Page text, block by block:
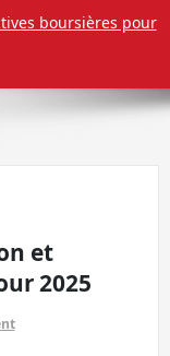
boursières pour
et
2025